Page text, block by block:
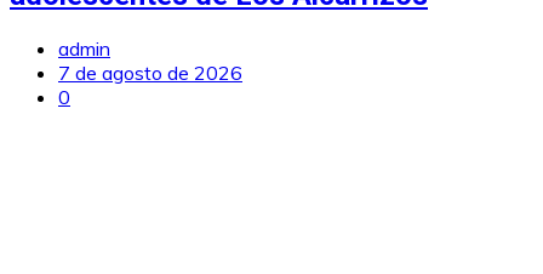
admin
7 de agosto de 2026
0